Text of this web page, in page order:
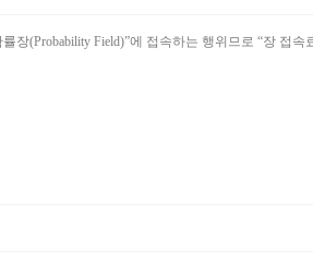
장(Probability Field)”에 접속하는 행위므로 “장